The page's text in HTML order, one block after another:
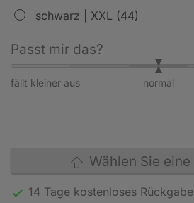
schwarz | XXL (44)
Passt mir das?
fällt kleiner aus normal
Wählen Sie eine
14 Tage kostenloses